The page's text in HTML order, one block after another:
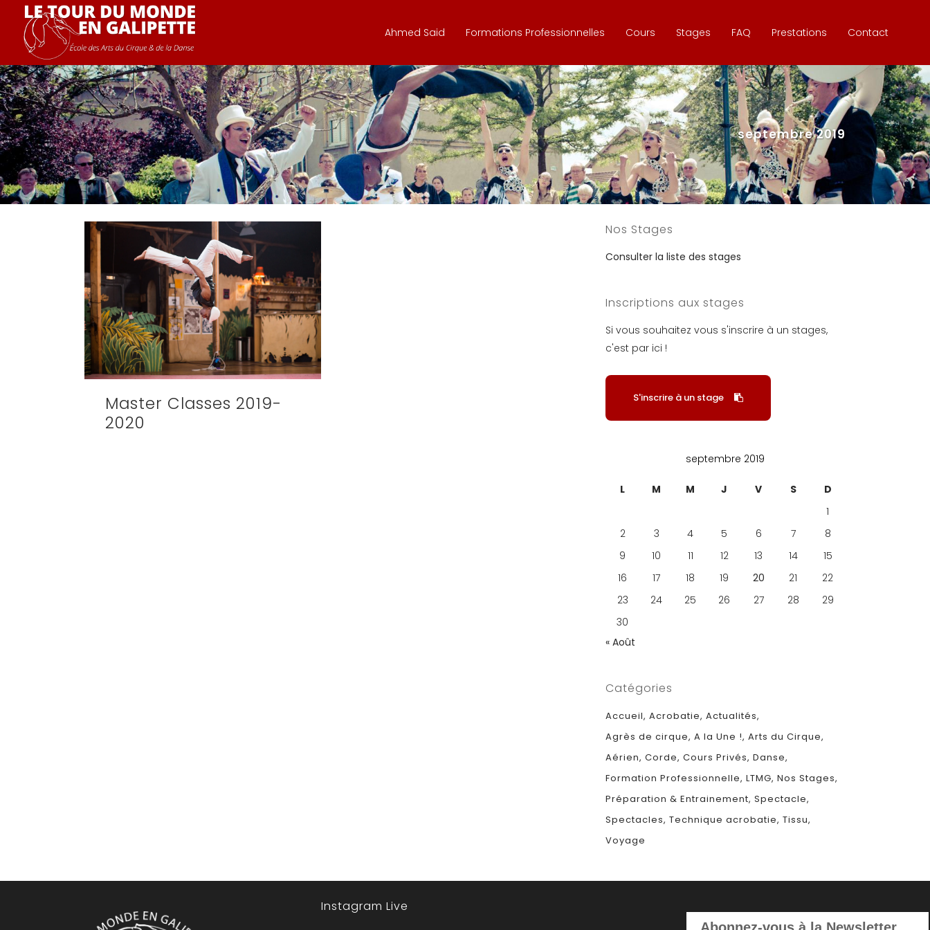
Ahmed Said Formations Professionnelles Cours Stages FAQ Prestations Contact
septembre 2019
Master Classes 2019-
2020
Nos Stages
Consulter la liste des stages
Inscriptions aux stages
Si vous souhaitez vous s'inscrire à un stages,
c'est par ici !
S'inscrire à un stage
septembre 2019
L M M J V S
D
1
2
3 4 5 6 7
8
9
10 11 12 13 14
15
16
17 18 19 20 21
22
23
24 25 26 27 28
29
30
« Août
Catégories
Accueil Acrobatie Actualités
Agrès de cirque A la Une ! Arts du Cirque
Aérien Corde Cours Privés Danse
Formation Professionnelle LTMG Nos Stages
Préparation & Entrainement Spectacle
Spectacles Technique acrobatie Tissu
Voyage
Instagram Live